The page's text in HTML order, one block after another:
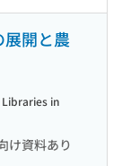
展開と農
け資料あり
in